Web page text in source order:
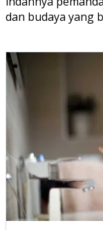
dan budaya yang